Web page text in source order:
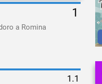
a Romina